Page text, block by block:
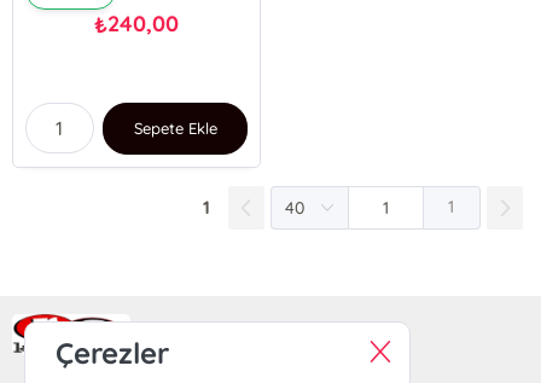
₺240,00
Sepete Ekle
1 1
Ra Yayın Kitabevi
Çerezler